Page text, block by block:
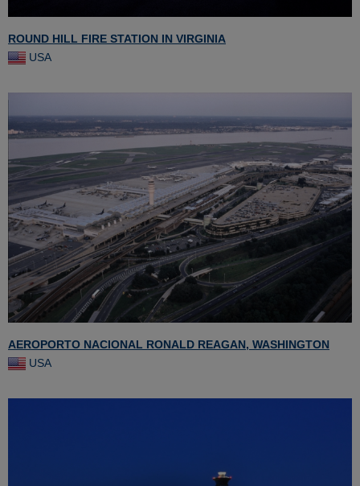
ROUND HILL FIRE STATION IN VIRGINIA
USA
AEROPORTO NACIONAL RONALD REAGAN, WASHINGTON
USA